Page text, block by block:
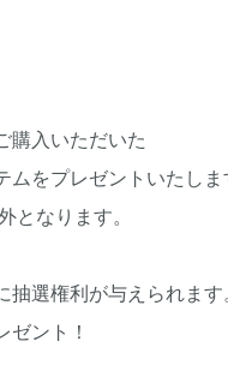
購入いただいた
をプレゼントいたしま
となります。
選権利が与えられます
ゼント！